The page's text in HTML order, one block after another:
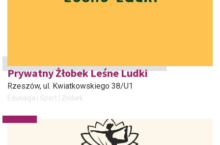
Prywatny Żłobek Leśne Ludki
Rzeszów, ul. Kwiatkowskiego 38/U1
Edukacja i Sport Żłobek